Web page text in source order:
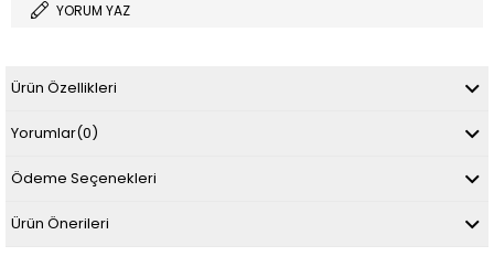
YORUM YAZ
Ürün Özellikleri
Yorumlar(0)
Ödeme Seçenekleri
Ürün Önerileri